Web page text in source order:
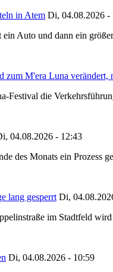
in Atem Di, 04.08.2026 -
Auto und dann ein
M'era Luna verändert,
die
04.08.2026 - 12:43
des Monats ein Prozess
lang gesperrt Di,
im Stadtfeld
Di, 04.08.2026 - 10:59